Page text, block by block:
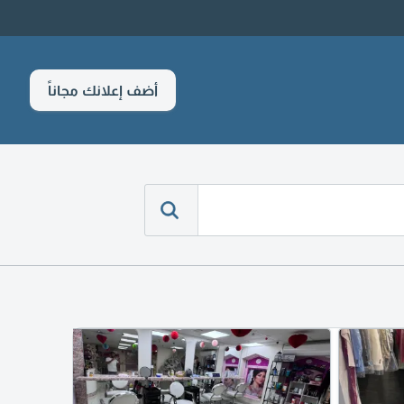
أضف إعلانك مجاناً